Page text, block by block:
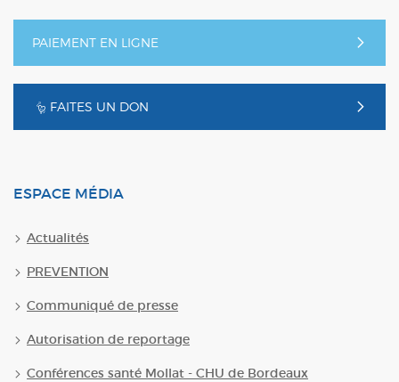
PAIEMENT EN LIGNE
FAITES UN DON
ESPACE MÉDIA
Actualités
PREVENTION
Communiqué de presse
Autorisation de reportage
Conférences santé Mollat - CHU de Bordeaux